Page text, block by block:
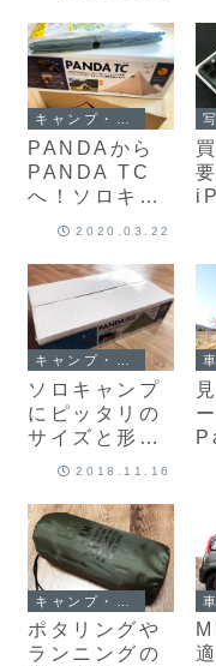
補修パーツで
リフレッシュ♪
PANDAから
PANDA TC
へ！ソロキャ
した♪
2020.03.22
ソロキャンプ
にピッタリの
サイズと形！
テンマクデザ
ールテント
「PANDA」
購入♪
2018.11.16
車
ポタリングや
ランニングの
車